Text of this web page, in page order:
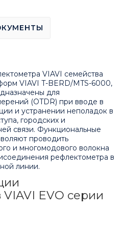
VIAVI семейства
VIAVI T-BERD/MTS-6000,
для
(OTDR) при вводе в
и устранении неполадок в
городских и
связи. Функциональные
проводить
и многомодового волокна
рефлектометра в
линии.
EVO серии